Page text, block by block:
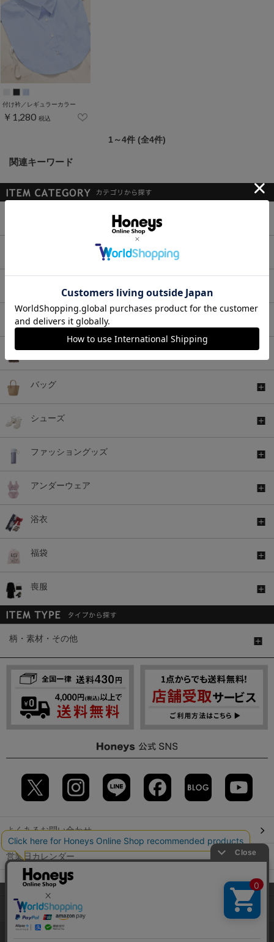
付け衿／レギュラーカラー
￥1,280 税込
1～4件 (全4件)
関連キーワード
セットアップ
アウター
バッグ
シューズ
ファッショングッズ
アンダーウェア
浴衣
福袋
喪服
柄・素材・その他
よくあるお問い合わせ
営業日カレンダー
店舗検索
GLOBAL GUIDE（海外からご利用のお客様）
当サイトでは、サイトの利便性向上のため、クッキー(Cookie)を使
用しています。詳しくは「
」をご覧くださ